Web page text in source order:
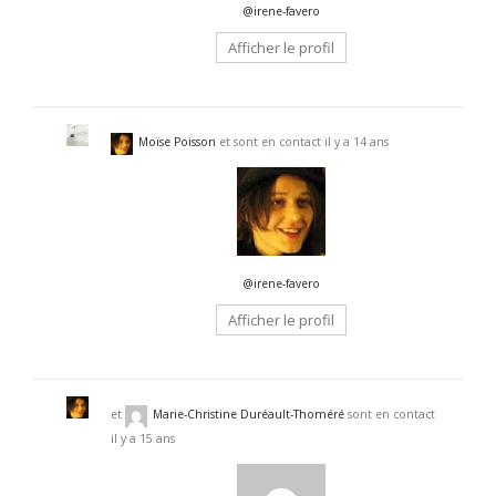
@irene-favero
Afficher le profil
Moïse Poisson et sont en contact il y a 14 ans
@irene-favero
Afficher le profil
et Marie-Christine Duréault-Thoméré sont en contact
il y a 15 ans